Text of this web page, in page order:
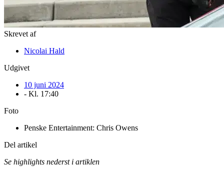
Skrevet af
Nicolai Hald
Udgivet
10 juni 2024
- Kl. 17:40
Foto
Penske Entertainment: Chris Owens
Del artikel
Se highlights nederst i artiklen